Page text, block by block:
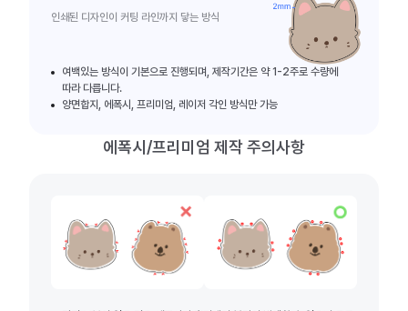
인쇄된 디자인이 커팅 라인까지 닿는 방식
여백있는 방식이 기본으로 진행되며, 제작기간은 약 1-2주로 수량에
따라 다릅니다.
양면합지, 에폭시, 프리미엄, 레이저 각인 방식만 가능
에폭시/프리미엄 제작 주의사항